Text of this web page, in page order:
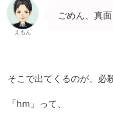
えもん
ごめん、真面
そこで出てくるのが、必
「hm」って、